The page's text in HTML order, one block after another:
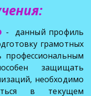
- данный профиль
грамотных
профессиональным
защищать
необходимо
в текущем